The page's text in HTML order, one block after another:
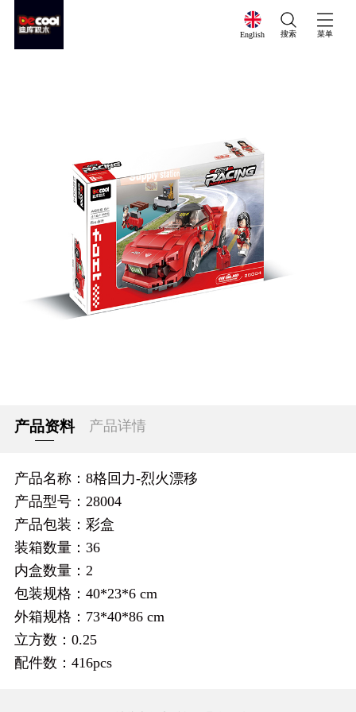
English 搜索 菜单
产品资料 产品详情
产品名称：8格回力-烈火漂移
产品型号：28004
产品包装：彩盒
装箱数量：36
内盒数量：2
包装规格：40*23*6 cm
外箱规格：73*40*86 cm
立方数：0.25
配件数：416pcs